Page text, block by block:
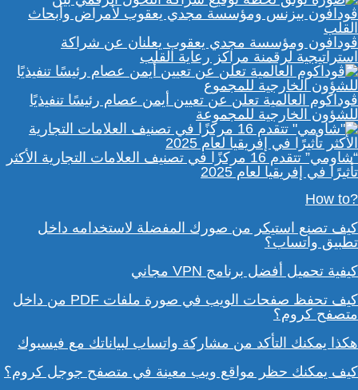
ڤودافون ومؤسسة مجدي يعقوب يعلنان عن شراكة
استراتيجية لرقمنة مراكز رعاية القلب
ڤوداكوم العالمية تعلن عن تعيين أيمن عصام رئيسًا تنفيذيًا
للشؤون الخارجية للمجموعة
“شاومي” تتقدم 16 مركزًا في تصنيف العلامات التجارية الأكثر
تأثيرًا في إفريقيا لعام 2025
?How to
كيف تصنع استيكر من صورك المفضلة لاستخدامه داخل
تطبيق واتساب؟
كيفية تحميل أفضل برنامج VPN مجاني
كيف تحفظ صفحات الويب في صورة ملفات PDF من داخل
متصفح كروم؟
هكذا يمكنك التأكد من مشاركة واتساب لبياناتك مع فيسبوك
كيف يمكنك حظر مواقع ويب معينة في متصفح جوجل كروم؟